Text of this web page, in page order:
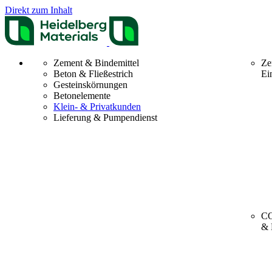
Direkt zum Inhalt
Zement & Bindemittel
Beton & Fließestrich
Gesteinskörnungen
Betonelemente
Klein- & Privatkunden
Lieferung & Pumpendienst
&